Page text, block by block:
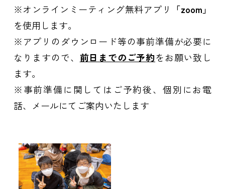
※オンラインミーティング無料アプリ
「zoom」
を使用します。
※アプリのダウンロード等の事前準備が必要に
なりますので、 前日までのご予約をお願い致し
ます。
※事前準備に関してはご予約後、個別にお電
話、メールにてご案内いたします